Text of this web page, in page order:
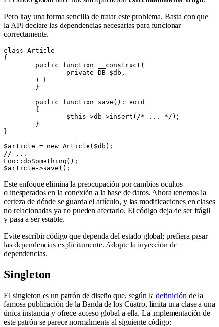
Pero hay una forma sencilla de tratar este problema. Basta con que
la API declare las dependencias necesarias para funcionar
correctamente.
class Article
{
}
$article = new Article($db);
// ...
Foo::doSomething();
Este enfoque elimina la preocupación por cambios ocultos
o inesperados en la conexión a la base de datos. Ahora tenemos la
certeza de dónde se guarda el artículo, y las modificaciones en clases
no relacionadas ya no pueden afectarlo. El código deja de ser frágil
y pasa a ser estable.
Evite escribir código que dependa del estado global; prefiera pasar
las dependencias explícitamente. Adopte la inyección de
dependencias.
Singleton
El singleton es un patrón de diseño que, según la definición de la
famosa publicación de la Banda de los Cuatro, limita una clase a una
única instancia y ofrece acceso global a ella. La implementación de
este patrón se parece normalmente al siguiente código: